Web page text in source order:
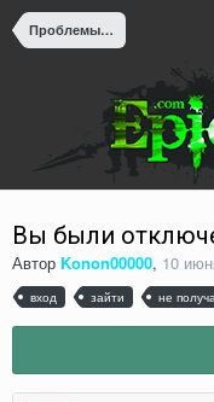
Проблемы с подключением
Вы были
Автор Konon00000, 10
вход зайти не